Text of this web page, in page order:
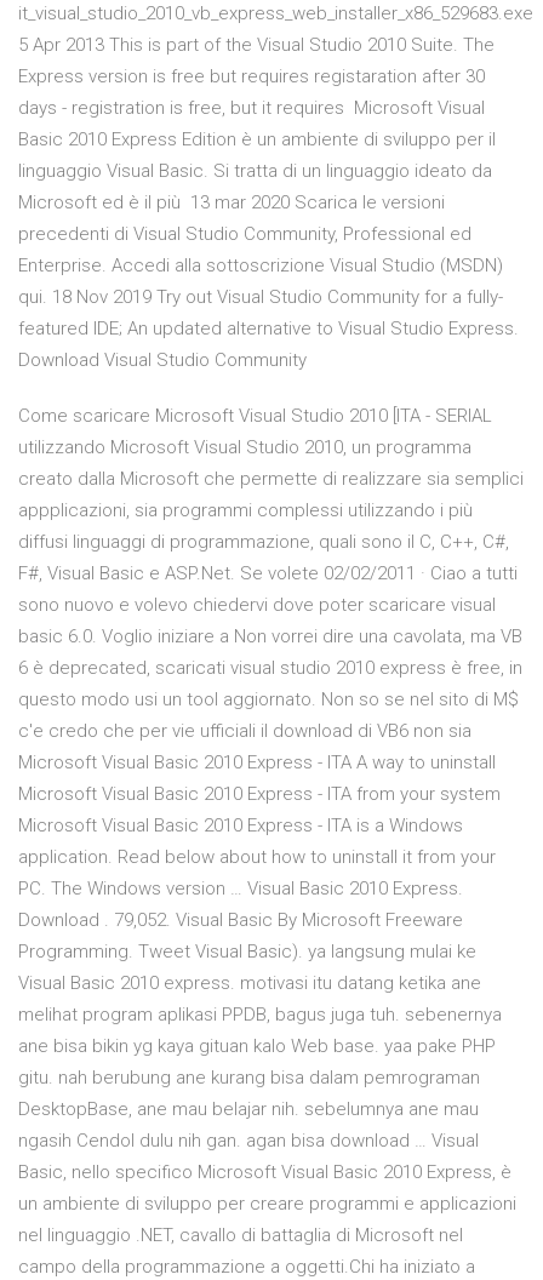
it_visual_studio_2010_vb_express_web_installer_x86_529683.exe
5 Apr 2013 This is part of the Visual Studio 2010 Suite. The
Express version is free but requires registaration after 30
days - registration is free, but it requires Microsoft Visual
Basic 2010 Express Edition è un ambiente di sviluppo per il
linguaggio Visual Basic. Si tratta di un linguaggio ideato da
Microsoft ed è il più 13 mar 2020 Scarica le versioni
precedenti di Visual Studio Community, Professional ed
Enterprise. Accedi alla sottoscrizione Visual Studio (MSDN)
qui. 18 Nov 2019 Try out Visual Studio Community for a fully-
featured IDE; An updated alternative to Visual Studio Express.
Download Visual Studio Community
Come scaricare Microsoft Visual Studio 2010 [ITA - SERIAL
utilizzando Microsoft Visual Studio 2010, un programma
creato dalla Microsoft che permette di realizzare sia semplici
appplicazioni, sia programmi complessi utilizzando i più
diffusi linguaggi di programmazione, quali sono il C, C++, C#,
F#, Visual Basic e ASP.Net. Se volete 02/02/2011 · Ciao a tutti
sono nuovo e volevo chiedervi dove poter scaricare visual
basic 6.0. Voglio iniziare a Non vorrei dire una cavolata, ma VB
6 è deprecated, scaricati visual studio 2010 express è free, in
questo modo usi un tool aggiornato. Non so se nel sito di M$
c'e credo che per vie ufficiali il download di VB6 non sia
Microsoft Visual Basic 2010 Express - ITA A way to uninstall
Microsoft Visual Basic 2010 Express - ITA from your system
Microsoft Visual Basic 2010 Express - ITA is a Windows
application. Read below about how to uninstall it from your
PC. The Windows version … Visual Basic 2010 Express.
Download . 79,052. Visual Basic By Microsoft Freeware
Programming. Tweet Visual Basic). ya langsung mulai ke
Visual Basic 2010 express. motivasi itu datang ketika ane
melihat program aplikasi PPDB, bagus juga tuh. sebenernya
ane bisa bikin yg kaya gituan kalo Web base. yaa pake PHP
gitu. nah berubung ane kurang bisa dalam pemrograman
DesktopBase, ane mau belajar nih. sebelumnya ane mau
ngasih Cendol dulu nih gan. agan bisa download … Visual
Basic, nello specifico Microsoft Visual Basic 2010 Express, è
un ambiente di sviluppo per creare programmi e applicazioni
nel linguaggio .NET, cavallo di battaglia di Microsoft nel
campo della programmazione a oggetti.Chi ha iniziato a